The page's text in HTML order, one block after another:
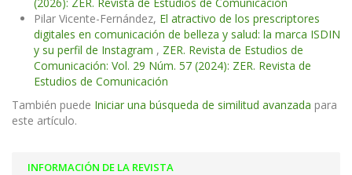
Pilar Vicente-Fernández, El atractivo de los prescriptores
digitales en comunicación de belleza y salud: la marca ISDIN
y su perfil de Instagram , ZER. Revista de Estudios de
Comunicación: Vol. 29 Núm. 57 (2024): ZER. Revista de
Estudios de Comunicación
También puede Iniciar una búsqueda de similitud avanzada para
este artículo.
INFORMACIÓN DE LA REVISTA